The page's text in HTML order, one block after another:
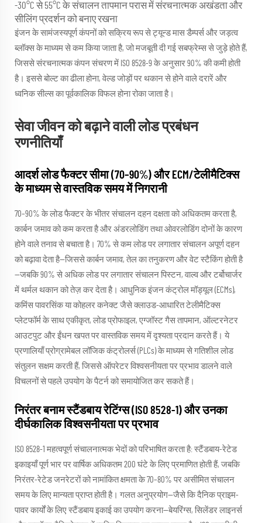
-30°C से 55°C के संचालन तापमान परास में संरचनात्मक अखंडता और
सीलिंग प्रदर्शन को बनाए रखना
इंजन के सामंजस्यपूर्ण कंपनों को सक्रिय रूप से ट्यून्ड मास डैम्पर्स और जड़त्व
ब्लॉक्स के माध्यम से कम किया जाता है, जो मजबूती दी गई सबफ्रेम्स से जुड़े होते हैं,
जिससे संरचनात्मक कंपन संचरण में ISO 8528-9 के अनुसार 90% की कमी होती
है। इससे बोल्ट का ढीला होना, वेल्ड जोड़ों पर थकान से होने वाले दरारें और
ध्वनिक सील्स का पूर्वकालिक विफल होना रोका जाता है।
सेवा जीवन को बढ़ाने वाली लोड प्रबंधन
रणनीतियाँ
आदर्श लोड फैक्टर सीमा (70–90%) और ECM/टेलीमैटिक्स
के माध्यम से वास्तविक समय में निगरानी
70–90% के लोड फैक्टर के भीतर संचालन दहन दक्षता को अधिकतम करता है,
कार्बन जमाव को कम करता है और अंडरलोडिंग तथा ओवरलोडिंग दोनों के कारण
होने वाले तनाव से बचाता है। 70% से कम लोड पर लगातार संचालन अपूर्ण दहन
को बढ़ावा देता है—जिससे कार्बन जमाव, तेल का तनुकरण और वेट स्टैकिंग होती है
—जबकि 90% से अधिक लोड पर लगातार संचालन पिस्टन, वाल्व और टर्बोचार्जर
में थर्मल थकान को तेज़ कर देता है। आधुनिक इंजन कंट्रोल मॉड्यूल (ECMs),
कमिंस पावरसिंक या कोहलर कनेक्ट जैसे क्लाउड-आधारित टेलीमैटिक्स
प्लेटफॉर्म के साथ एकीकृत, लोड प्रोफाइल, एग्जॉस्ट गैस तापमान, ऑल्टरनेटर
आउटपुट और ईंधन खपत पर वास्तविक समय में दृश्यता प्रदान करते हैं। ये
प्रणालियाँ प्रोग्रामेबल लॉजिक कंट्रोलर्स (PLCs) के माध्यम से गतिशील लोड
संतुलन सक्षम करती हैं, जिससे ऑपरेटर विश्वसनीयता पर प्रभाव डालने वाले
विचलनों से पहले उपयोग के पैटर्न को समायोजित कर सकते हैं।
निरंतर बनाम स्टैंडबाय रेटिंग्स (ISO 8528-1) और उनका
दीर्घकालिक विश्वसनीयता पर प्रभाव
ISO 8528-1 महत्वपूर्ण संचालनात्मक भेदों को परिभाषित करता है: स्टैंडबाय-रेटेड
इकाइयाँ पूर्ण भार पर वार्षिक अधिकतम 200 घंटे के लिए प्रमाणित होती हैं, जबकि
निरंतर-रेटेड जनरेटरों को नामांकित क्षमता के 70–80% पर असीमित संचालन
समय के लिए मान्यता प्राप्त होती है। गलत अनुप्रयोग—जैसे कि दैनिक प्राइम-
पावर कार्यों के लिए स्टैंडबाय इकाई का उपयोग करना—बेयरिंग्स, सिलेंडर लाइनर्स